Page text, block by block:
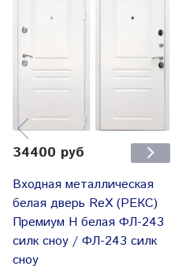
34400 руб
Входная металлическая
белая дверь RеX (РЕКС)
Премиум H белая ФЛ-243
силк сноу / ФЛ-243 силк
сноу